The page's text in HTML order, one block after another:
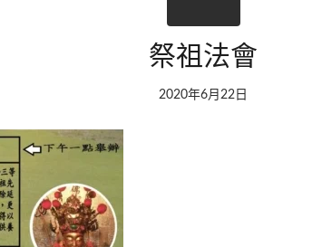
祭祖法會
2020年6月22日